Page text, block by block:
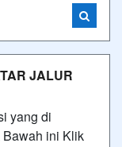
JALUR
yang di
Bawah ini Klik